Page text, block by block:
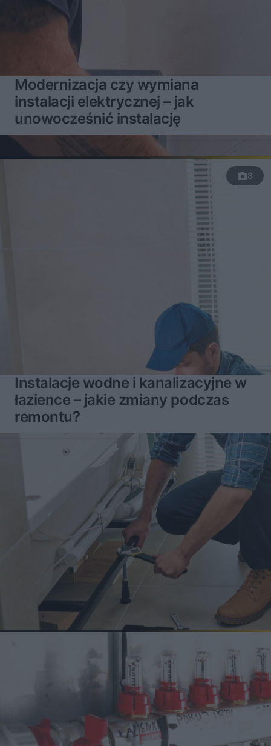
Modernizacja czy wymiana
instalacji elektrycznej – jak
unowocześnić instalację
8
Instalacje wodne i kanalizacyjne w
łazience – jakie zmiany podczas
remontu?